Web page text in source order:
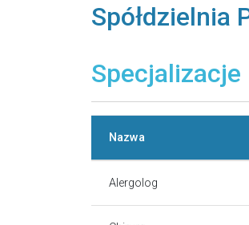
Spółdzielnia
Specjalizacje
Nazwa
Alergolog